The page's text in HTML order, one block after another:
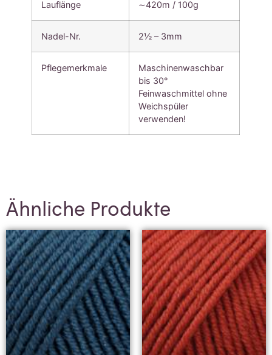
Lauflänge ∼420m / 100g
Nadel-Nr. 2½ – 3mm
Pflegemerkmale
Maschinenwaschbar
bis 30°
Feinwaschmittel ohne
Weichspüler
verwenden!
Ähnliche Produkte